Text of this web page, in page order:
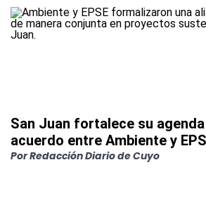
San Juan fortalece su
acuerdo entre Ambiente y
PorRedacción Diario de Cuyo